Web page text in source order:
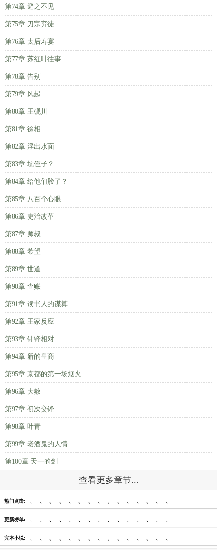
第74章 避之不见
第75章 刀宗弃徒
第76章 太后寿宴
第77章 苏红叶往事
第78章 告别
第79章 风起
第80章 王砚川
第81章 徐相
第82章 浮出水面
第83章 坑侄子？
第84章 给他们脸了？
第85章 八百个心眼
第86章 吏治改革
第87章 师叔
第88章 希望
第89章 世道
第90章 查账
第91章 读书人的谋算
第92章 王家反应
第93章 针锋相对
第94章 新的皇商
第95章 京都的第一场烟火
第96章 大赦
第97章 初次交锋
第98章 叶青
第99章 老酒鬼的人情
第100章 天一的剑
查看更多章节...
热门点击: 、 、 、 、 、 、 、 、 、 、 、 、 、 、 、
更新榜单: 、 、 、 、 、 、 、 、 、 、 、 、 、 、 、
完本小说: 、 、 、 、 、 、 、 、 、 、 、 、 、 、 、